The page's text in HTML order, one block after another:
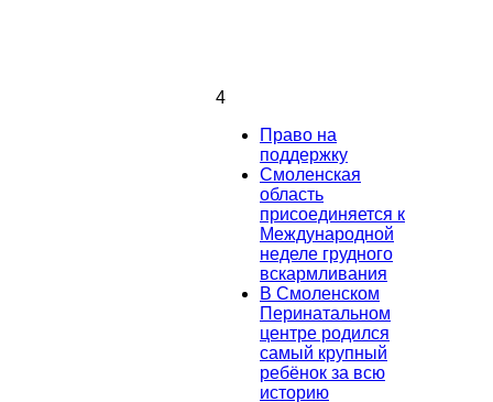
4
Право на
поддержку
Смоленская
область
присоединяется к
Международной
неделе грудного
вскармливания
В Смоленском
Перинатальном
центре родился
самый крупный
ребёнок за всю
историю